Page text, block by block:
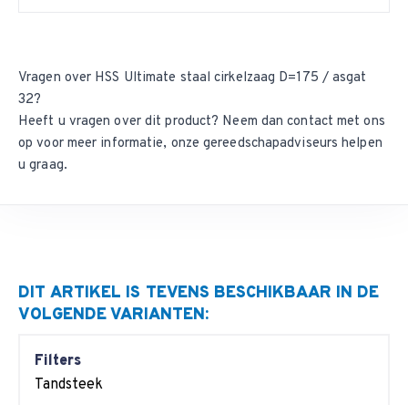
Vragen over HSS Ultimate staal cirkelzaag D=175 / asgat
32?
Heeft u vragen over dit product? Neem dancontact met ons
op voor meer informatie, onze gereedschapadviseurs helpen
u graag.
DIT ARTIKEL IS TEVENS BESCHIKBAAR IN DE
VOLGENDE VARIANTEN:
Filters
Tandsteek